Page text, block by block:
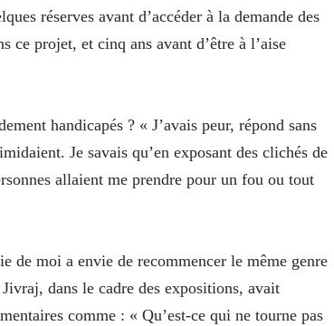
réserves avant d’accéder à la demande des
ce projet, et cinq ans avant d’être à l’aise
handicapés ? « J’avais peur, répond sans
Je savais qu’en exposant des clichés de
allaient me prendre pour un fou ou tout
de moi a envie de recommencer le même genre
dans le cadre des expositions, avait
comme : « Qu’est-ce qui ne tourne pas